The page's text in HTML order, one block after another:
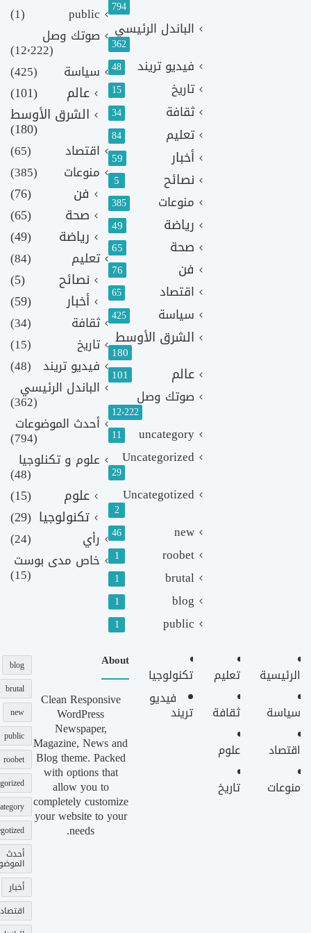
794
الباندل الرئيسي
362
فيديو تريند 48
تاريخ 15
ثقافة 34
تعليم 84
أخبار 59
نصائح 5
منوعات 385
رياضة 49
صحة 65
فن 76
اقتصاد 65
سياسة 425
الشرق الأوسط
180
عالم 101
صوتك وصل
12٬222
uncategory
11
Uncategorized
29
Uncategotized
2
new
46
roobet
1
brutal
1
blog
1
public
1
public
(1)
صوتك وصل
(12٬222)
سياسة
(425)
عالم
(101)
الشرق الأوسط
(180)
اقتصاد
(65)
منوعات
(385)
فن
(76)
صحة
(65)
رياضة
(49)
تعليم (84)
نصائح
(5)
أخبار
(59)
ثقافة
(34)
تاريخ
(15)
فيديو تريند (48)
الباندل الرئيسي
(362)
أحدث الموضوعات
(794)
علوم و تكنلوجيا
(48)
علوم
(15)
تكنولوجيا (29)
رأي
(24)
خاص مدى بوست
(15)
الرئيسية
سياسة
اقتصاد
منوعات
تعليم
ثقافة
علوم
تاريخ
تكنولوجيا
فيديو
تريند
About
Clean Responsive
WordPress
Newspaper,
Magazine, News and
Blog theme. Packed
with options that
allow you to
completely customize
your website to your
needs.
blog
brutal
new
public
roobet
أحدث
أخبار
اقتصاد